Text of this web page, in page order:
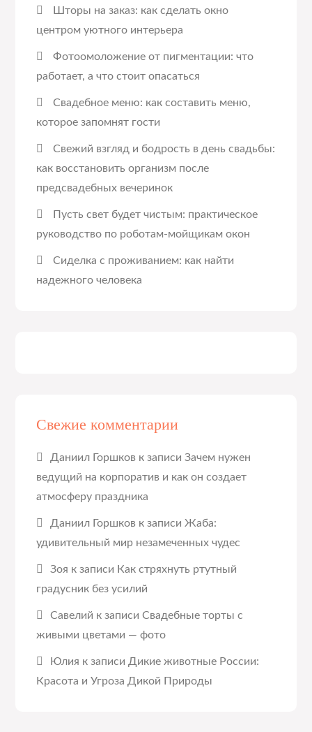
Шторы на заказ: как сделать окно
центром уютного интерьера
Фотоомоложение от пигментации: что
работает, а что стоит опасаться
Свадебное меню: как составить меню,
которое запомнят гости
Свежий взгляд и бодрость в день свадьбы:
как восстановить организм после
предсвадебных вечеринок
Пусть свет будет чистым: практическое
руководство по роботам-мойщикам окон
Сиделка с проживанием: как найти
надежного человека
Свежие комментарии
Даниил Горшков к записиЗачем нужен
ведущий на корпоратив и как он создает
атмосферу праздника
Даниил Горшков к записиЖаба:
удивительный мир незамеченных чудес
Зоя к записи Как стряхнуть ртутный
градусник без усилий
Савелий к записиСвадебные торты с
живыми цветами — фото
Юлия к записи Дикие животные России:
Красота и Угроза Дикой Природы